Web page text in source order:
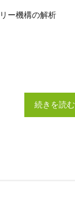
ー機構の解析
続きを読む